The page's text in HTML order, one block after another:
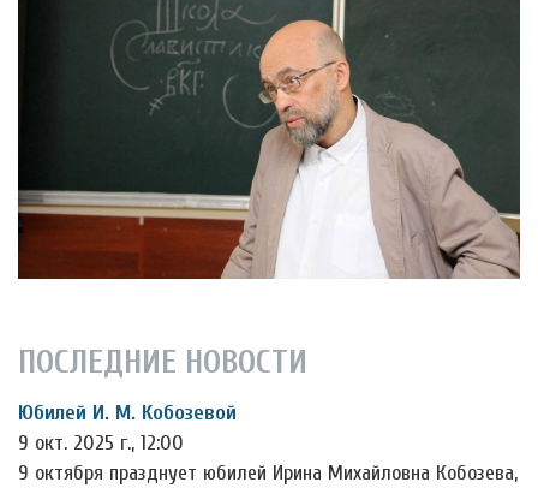
ПОСЛЕДНИЕ НОВОСТИ
Юбилей И. М. Кобозевой
9 окт. 2025 г., 12:00
9 октября празднует юбилей Ирина Михайловна Кобозева,